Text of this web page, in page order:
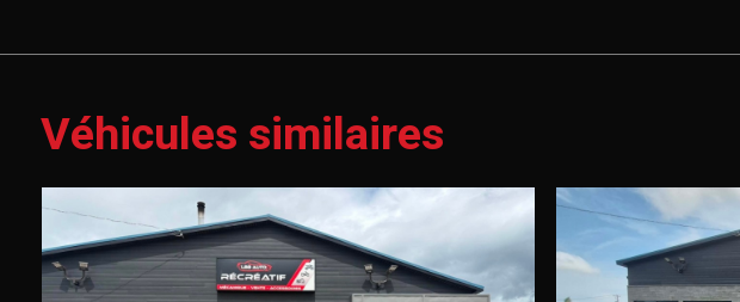
Véhicules similaires